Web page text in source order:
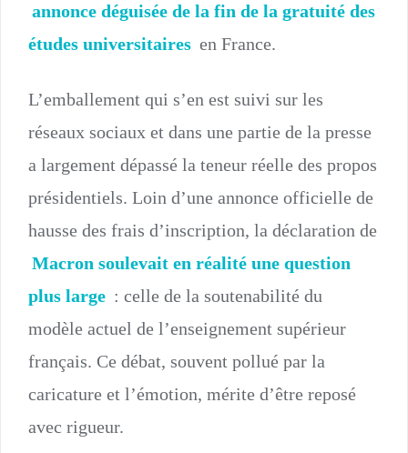
annonce déguisée de la fin de la gratuité des
études universitaires en France.
L’emballement qui s’en est suivi sur les
réseaux sociaux et dans une partie de la presse
a largement dépassé la teneur réelle des propos
présidentiels. Loin d’une annonce officielle de
hausse des frais d’inscription, la déclaration de
Macron soulevait en réalité une question
plus large : celle de la soutenabilité du
modèle actuel de l’enseignement supérieur
français. Ce débat, souvent pollué par la
caricature et l’émotion, mérite d’être reposé
avec rigueur.